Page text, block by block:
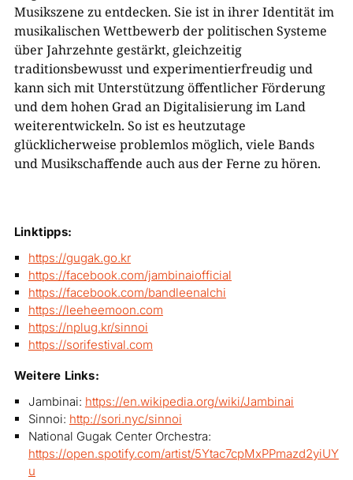
Musikszene zu entdecken. Sie ist in ihrer Identität im
musikalischen Wettbewerb der politischen Systeme
über Jahrzehnte gestärkt, gleichzeitig
traditionsbewusst und experimentierfreudig und
kann sich mit Unterstützung öffentlicher Förderung
und dem hohen Grad an Digitalisierung im Land
weiterentwickeln. So ist es heutzutage
glücklicherweise problemlos möglich, viele Bands
und Musikschaffende auch aus der Ferne zu hören.
Linktipps:
https://gugak.go.kr
https://facebook.com/jambinaiofficial
https://facebook.com/bandleenalchi
https://leeheemoon.com
https://nplug.kr/sinnoi
https://sorifestival.com
Weitere Links:
Jambinai: https://en.wikipedia.org/wiki/Jambinai
Sinnoi: http://sori.nyc/sinnoi
National Gugak Center Orchestra:
https://open.spotify.com/artist/5Ytac7cpMxPPmazd2yiUY
u